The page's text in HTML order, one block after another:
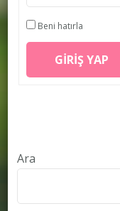
Beni hatırla
GIRIŞ YAP
Ara